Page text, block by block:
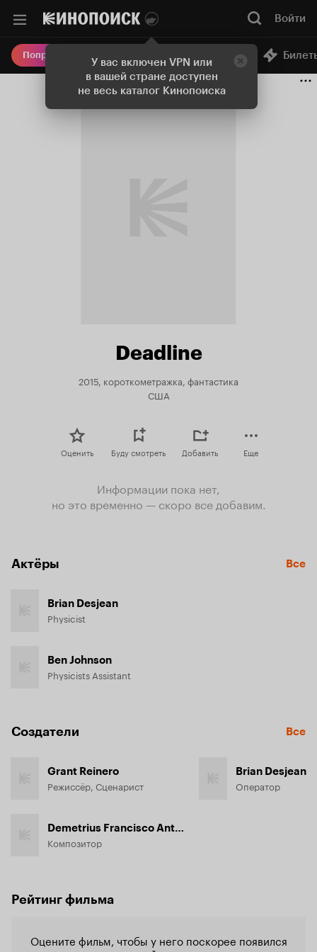
У вас включен VPN или
в вашей стране доступен
не весь каталог Кинопоиска
Войти
Попробовать Плюс Онлайн-кинотеатр
Deadline
2015, короткометражка, фантастика
США
Оценить Буду смотреть Добавить Еще
Информации пока нет,
но это временно — скоро все добавим.
Актёры Все
Brian Desjean
Physicist
Ben Johnson
Physicists Assistant
Создатели Все
Grant Reinero
Режиссёр, Сценарист
Demetrius Francisco Antuña
Композитор
Brian Desjean
Оператор
Рейтинг фильма
Оцените фильм, чтобы у него поскорее появился